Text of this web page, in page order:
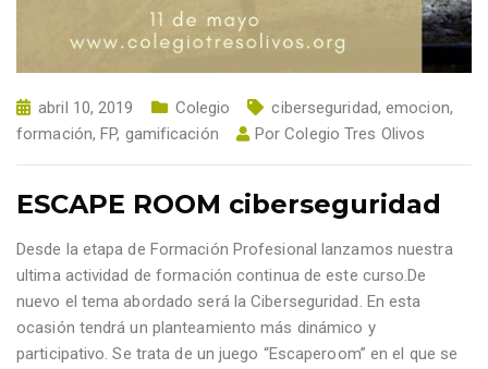
abril 10, 2019 Colegio ciberseguridad,emocion,
formación,FP, gamificación PorColegio Tres Olivos
ESCAPE ROOM ciberseguridad
Desde la etapa de Formación Profesional lanzamos nuestra
ultima actividad de formación continua de este curso.De
nuevo el tema abordado será la Ciberseguridad. En esta
ocasión tendrá un planteamiento más dinámico y
participativo. Se trata de un juego “Escaperoom” en el que se